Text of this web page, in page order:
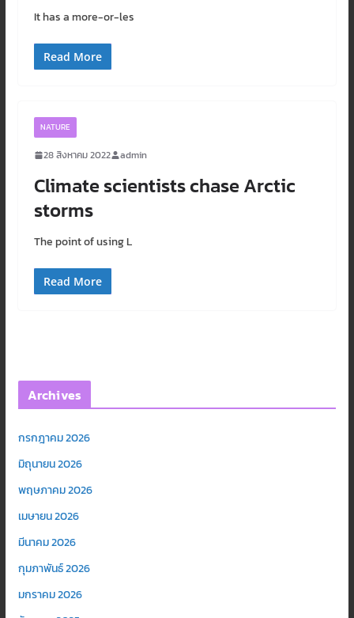
It has a more-or-les
Read More
NATURE
28 สิงหาคม 2022 admin
Climate scientists chase Arctic
storms
The point of using L
Read More
Archives
กรกฎาคม 2026
มิถุนายน 2026
พฤษภาคม 2026
เมษายน 2026
มีนาคม 2026
กุมภาพันธ์ 2026
มกราคม 2026